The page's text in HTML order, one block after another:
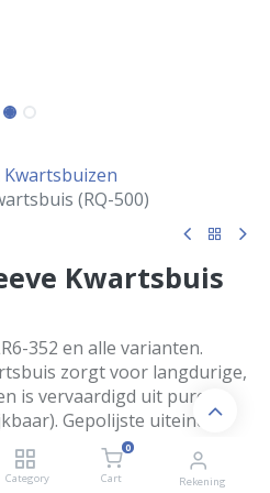
Category
0
Cart Rekening
Kwartsbuizen
(RQ-500)
Kwartsbuis
352 en alle varianten.
zorgt voor langdurige,
is vervaardigd uit pure
Gepolijste uiteinden
Wordt geleverd met